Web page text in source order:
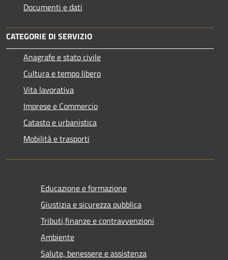
Documenti e dati
CATEGORIE DI SERVIZIO
Anagrafe e stato civile
Cultura e tempo libero
Vita lavorativa
Imprese e Commercio
Catasto e urbanistica
Mobilità e trasporti
Educazione e formazione
Giustizia e sicurezza pubblica
Tributi,finanze e contravvenzioni
Ambiente
Salute, benessere e assistenza